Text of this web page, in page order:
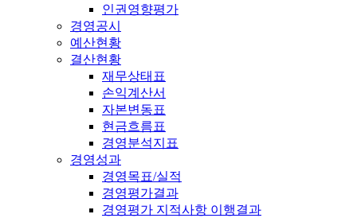
인권영향평가
경영공시
예산현황
결산현황
재무상태표
손익계산서
자본변동표
현금흐름표
경영분석지표
경영성과
경영목표/실적
경영평가결과
경영평가 지적사항 이행결과